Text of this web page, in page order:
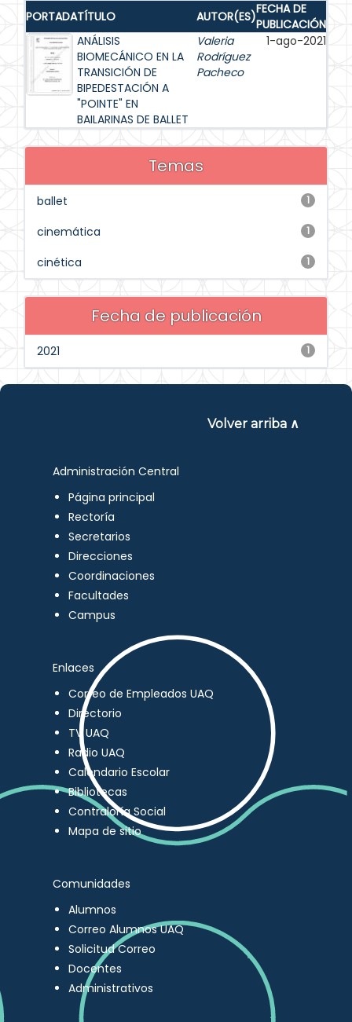
PORTADATÍTULO AUTOR(ES)FECHA DE
PUBLICACIÓN
ANÁLISIS
BIOMECÁNICO EN LA
TRANSICIÓN DE
BIPEDESTACIÓN A
"POINTE" EN
BAILARINAS DE BALLET
Valeria
Rodríguez
Pacheco
1-ago-2021
Temas
1
ballet
1
cinemática
1
cinética
Fecha de publicación
1
2021
Volver arriba ∧
Administración Central
Página principal
Rectoría
Secretarios
Direcciones
Coordinaciones
Facultades
Campus
Enlaces
Correo de Empleados UAQ
Directorio
TV UAQ
Radio UAQ
Calendario Escolar
Bibliotecas
Contraloría Social
Mapa de sitio
Comunidades
Alumnos
Correo Alumnos UAQ
Solicitud Correo
Docentes
Administrativos